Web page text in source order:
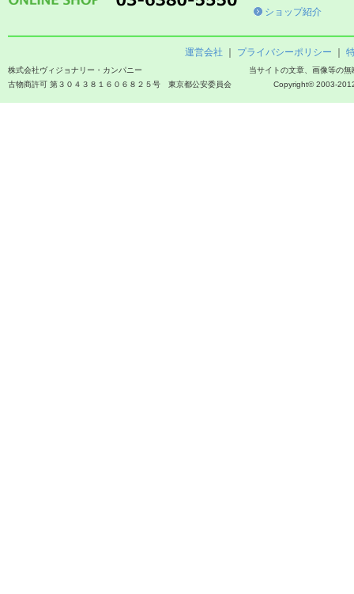
ショップ紹介
運営会社 プライバシーポリシー
当サイトの文章、画像等の
Copyright© 2003-
株式会社ヴィジョナリー・カンパニー
古物商許可 第３０４３８１６０６８２５号 東京都公安委員会